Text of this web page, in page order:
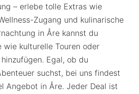
– erlebe tolle Extras wie
Zugang und kulinarische
in Åre kannst du
wie kulturelle Touren oder
Egal, ob du
suchst, bei uns findest
Angebot in Åre. Jeder Deal ist